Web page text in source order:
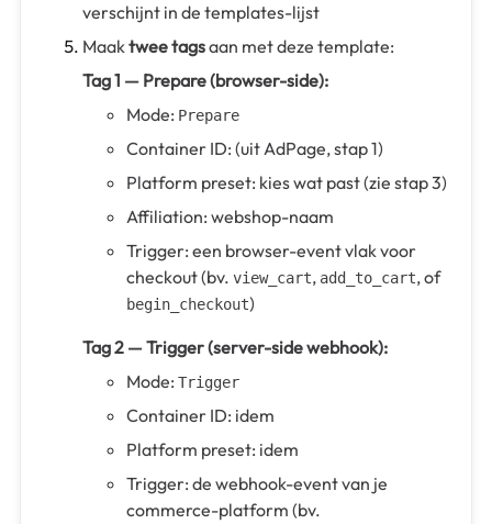
verschijnt in de templates-lijst
Maaktwee tagsaan met deze template:
Tag 1 — Prepare (browser-side):
Mode: Prepare
Container ID: (uit AdPage, stap 1)
Platform preset: kies wat past (zie stap 3)
Affiliation: webshop-naam
Trigger: een browser-event vlak voor
checkout (bv. view_cart, add_to_cart, of
begin_checkout)
Tag 2 — Trigger (server-side webhook):
Mode: Trigger
Container ID: idem
Platform preset: idem
Trigger: de webhook-event van je
commerce-platform (bv.